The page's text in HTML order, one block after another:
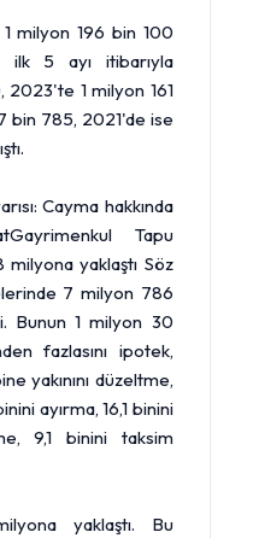
1 milyon 196 bin 100
ilk 5 ayı itibarıyla
1 milyon 161
bin 785, 2021'de ise
Cayma hakkında
Tapu
milyona yaklaştı Söz
7 milyon 786
Bunun 1 milyon 30
fazlasını ipotek,
yakınını düzeltme,
ayırma, 16,1 binini
9,1 binini taksim
yaklaştı. Bu